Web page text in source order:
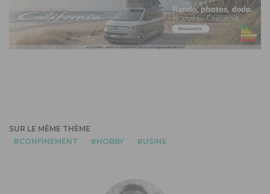
SUR LE MÊME THÈME
CONFINEMENT
HOBBY USINE